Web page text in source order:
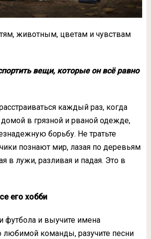
животным, цветам и чувствам
вещи, которые он всё равно
каждый раз, когда
в грязной и рваной одежде,
борьбу. Не тратьте
познают мир, лазая по деревьям
в лужи, разливая и падая. Это в
его хобби
футбола и выучите имена
любимой команды, разучите песни